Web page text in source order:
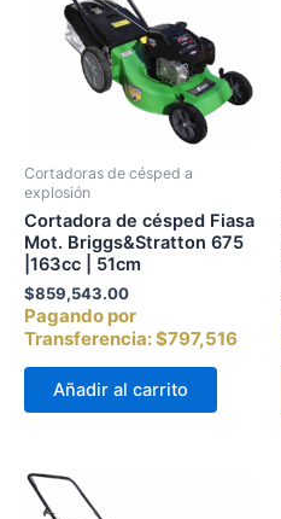
Cortadoras de césped a
explosión
Cortadora de césped Fiasa
Mot. Briggs&Stratton 675
|163cc | 51cm
$859,543.00
Pagando por
Transferencia:$797,516
Añadir al carrito